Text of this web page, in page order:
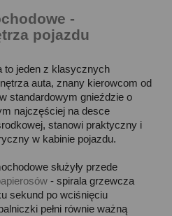
-
pojazdu
to jeden z klasycznych
auta, znany kierowcom od
standardowym gnieździe o
najczęściej na desce
stanowi praktyczny i
w kabinie pojazdu.
służyły przede
- spirala grzewcza
sekund po wciśnięciu
pełni równie ważną